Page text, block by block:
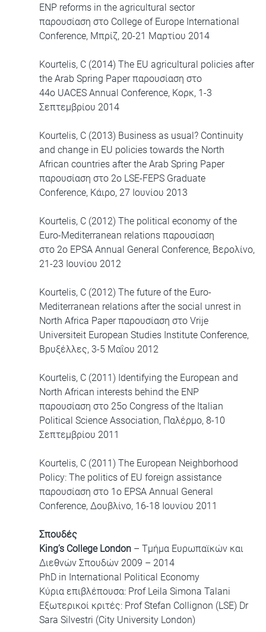
ENP reforms in the agricultural sector
παρουσίαση στο College of Europe International
Conference, Μπρίζ, 20-21 Μαρτίου 2014
Kourtelis, C (2014) The EU agricultural policies after
the Arab Spring Paper παρουσίαση στο
44ο UACES Annual Conference, Κορκ, 1-3
Σεπτεμβρίου 2014
Kourtelis, C (2013) Business as usual? Continuity
and change in EU policies towards the North
African countries after the Arab Spring Paper
παρουσίαση στο 2ο LSE-FEPS Graduate
Conference, Κάιρο, 27 Ιουνίου 2013
Kourtelis, C (2012) The political economy of the
Euro-Mediterranean relations παρουσίαση
στο 2ο EPSA Annual General Conference, Βερολίνο,
21-23 Ιουνίου 2012
Kourtelis, C (2012) The future of the Euro-
Mediterranean relations after the social unrest in
North Africa Paper παρουσίαση στο Vrije
Universiteit European Studies Institute Conference,
Βρυξέλλες, 3-5 Μαΐου 2012
Kourtelis, C (2011) Identifying the European and
North African interests behind the ENP
παρουσίαση στο 25ο Congress of the Italian
Political Science Association, Παλέρμο, 8-10
Σεπτεμβρίου 2011
Kourtelis, C (2011) The European Neighborhood
Policy: The politics of EU foreign assistance
παρουσίαση στο 1ο EPSA Annual General
Conference, Δουβλίνο, 16-18 Ιουνίου 2011
Σπουδές
King’s College London– Τμήμα Ευρωπαϊκών και
Διεθνών Σπουδών 2009 – 2014
PhD in International Political Economy
Κύρια επιβλέπουσα: Prof Leila Simona Talani
Εξωτερικοί κριτές: Prof Stefan Collignon (LSE) Dr
Sara Silvestri (City University London)